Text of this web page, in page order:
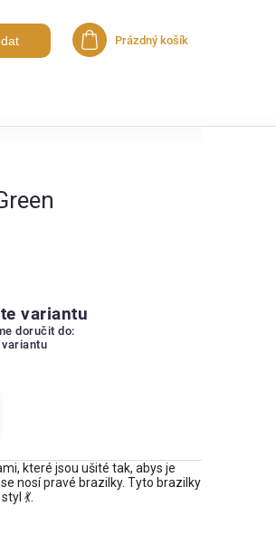
Nákupní košík
Prázdný košík
variantu
doručit do:
které jsou ušité tak, abys je
nosí pravé brazilky. Tyto brazilky
💃.